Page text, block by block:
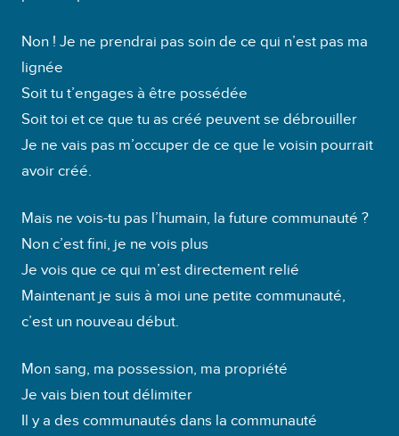
Non ! Je ne prendrai pas soin de ce qui n’est pas ma
lignée
Soit tu t’engages à être possédée
Soit toi et ce que tu as créé peuvent se débrouiller
Je ne vais pas m’occuper de ce que le voisin pourrait
avoir créé.
Mais ne vois-tu pas l’humain, la future communauté ?
Non c’est fini, je ne vois plus
Je vois que ce qui m’est directement relié
Maintenant je suis à moi une petite communauté,
c’est un nouveau début.
Mon sang, ma possession, ma propriété
Je vais bien tout délimiter
Il y a des communautés dans la communauté